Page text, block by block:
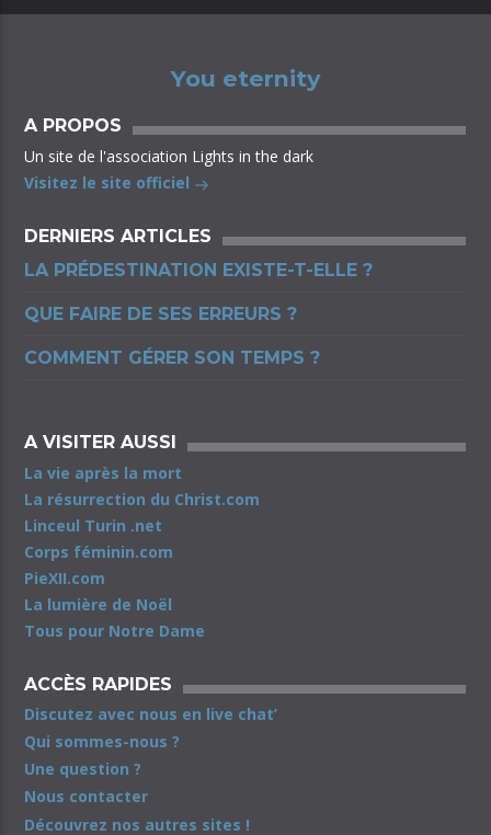
You eternity
A PROPOS
Un site de l'association Lights in the dark
Visitez le site officiel
DERNIERS ARTICLES
LA PRÉDESTINATION EXISTE-T-ELLE ?
QUE FAIRE DE SES ERREURS ?
COMMENT GÉRER SON TEMPS ?
A VISITER AUSSI
La vie après la mort
La résurrection du Christ.com
Linceul Turin .net
Corps féminin.com
PieXII.com
La lumière de Noël
Tous pour Notre Dame
ACCÈS RAPIDES
Discutez avec nous en live chat’
Qui sommes-nous ?
Une question ?
Nous contacter
Découvrez nos autres sites !